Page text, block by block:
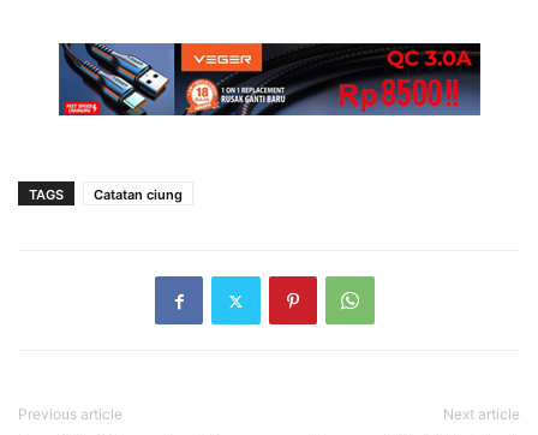
TAGS Catatan ciung
Previous article Next article